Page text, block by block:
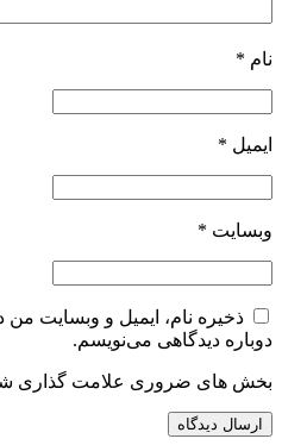
نام *
ایمیل *
وبسایت *
ذخیره نام، ایمیل و وبسایت
دوباره دیدگاهی می‌نویسم.
بخش های ضروری علامت گذاری